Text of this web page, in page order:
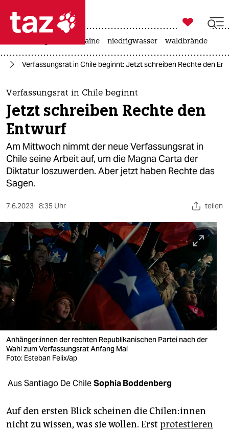
 taz zahl ich
taz zahl ich
themen
politik
öko
gesellschaft
kultur
sport
berlin
nord
wahrheit
verlag
veranstaltungen
shop
fragen & hilfe
abo

taz zahl ich
krieg in der ukraine niedrigwasser waldbrände
Verfassungsrat in Chile beginnt: Jetzt schreiben Rechte den
Verfassungsrat in Chile beginnt
Jetzt schreiben Rechte den
Entwurf
Am Mittwoch nimmt der neue Verfassungsrat in
Chile seine Arbeit auf, um die Magna Carta der
Diktatur loszuwerden. Aber jetzt haben Rechte das
Sagen.
7.6.2023 8:35 Uhr teilen
An­hän­ge­r:in­nen der rechten Republikanischen Partei nach der
Wahl zum Verfassungsrat Anfang Mai
Foto: Esteban Felix/ap
Aus Santiago De ChileSophia Boddenberg
Auf den ersten Blick scheinen die Chi­le­n:in­nen
nicht zu wissen, was sie wollen. Erst protestieren